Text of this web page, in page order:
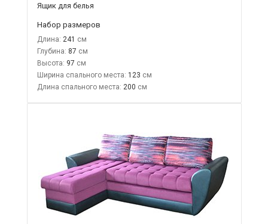
Ящик для белья
Набор размеров
Длина: 241
Глубина: 87
Высота: 97
Ширина спального места: 123
Длина спального места: 200